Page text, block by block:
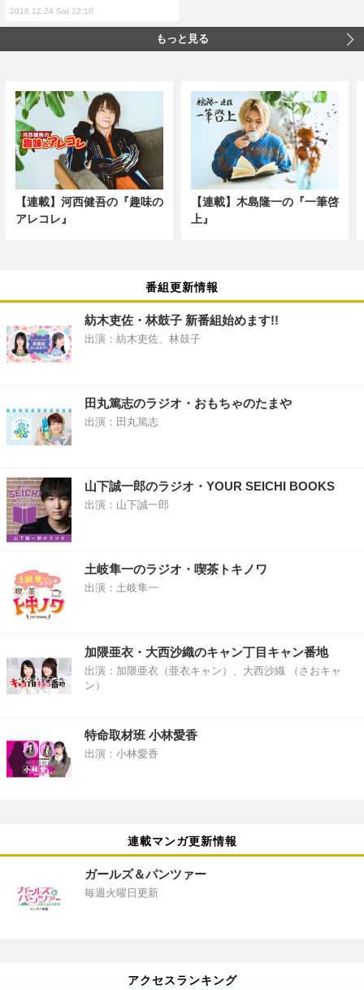
2016.12.24 Sat 22:10
もっと見る
【連載】河西健吾の『趣味の
アレコレ』
【連載】木島隆一の『一筆啓
上』
番組更新情報
紡木吏佐・林鼓子 新番組始めます!!
出演：紡木吏佐、林鼓子
田丸篤志のラジオ・おもちゃのたまや
出演：田丸篤志
山下誠一郎のラジオ・YOUR SEICHI BOOKS
出演：山下誠一郎
土岐隼一のラジオ・喫茶トキノワ
出演：土岐隼一
加隈亜衣・大西沙織のキャン丁目キャン番地
出演：加隈亜衣（亜衣キャン）、大西沙織 （さおキャ
ン）
特命取材班 小林愛香
出演：小林愛香
連載マンガ更新情報
ガールズ＆パンツァー
毎週火曜日更新
アクセスランキング